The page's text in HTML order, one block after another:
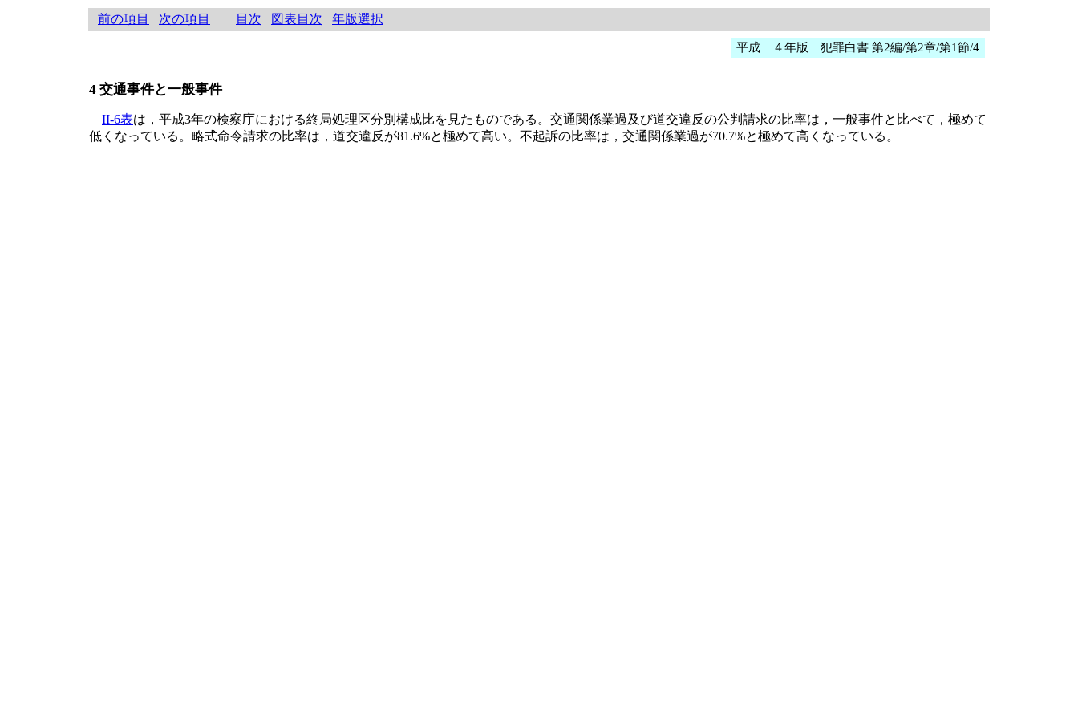
前の項目 次の項目 目次 図表目次 年版選択
平成 ４年版 犯罪白書 第2編/第2章/第1節/4
4 交通事件と一般事件
II-6表は，平成3年の検察庁における終局処理区分別構成比を見たものである。交通関係業過及び道交違反の公判請求の比率は，一般事件と比べて，極めて
低くなっている。略式命令請求の比率は，道交違反が81.6%と極めて高い。不起訴の比率は，交通関係業過が70.7%と極めて高くなっている。